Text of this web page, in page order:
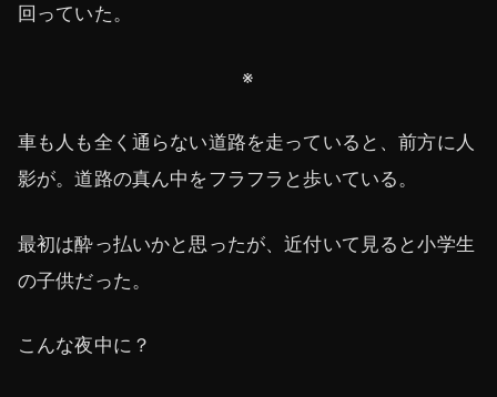
回っていた。
※
車も人も全く通らない道路を走っていると、前方に人
影が。道路の真ん中をフラフラと歩いている。
最初は酔っ払いかと思ったが、近付いて見ると小学生
の子供だった。
こんな夜中に？